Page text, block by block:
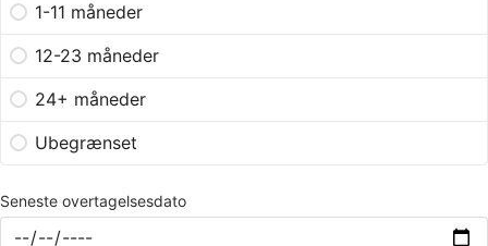
1-11 måneder
12-23 måneder
24+ måneder
Ubegrænset
Seneste overtagelsesdato